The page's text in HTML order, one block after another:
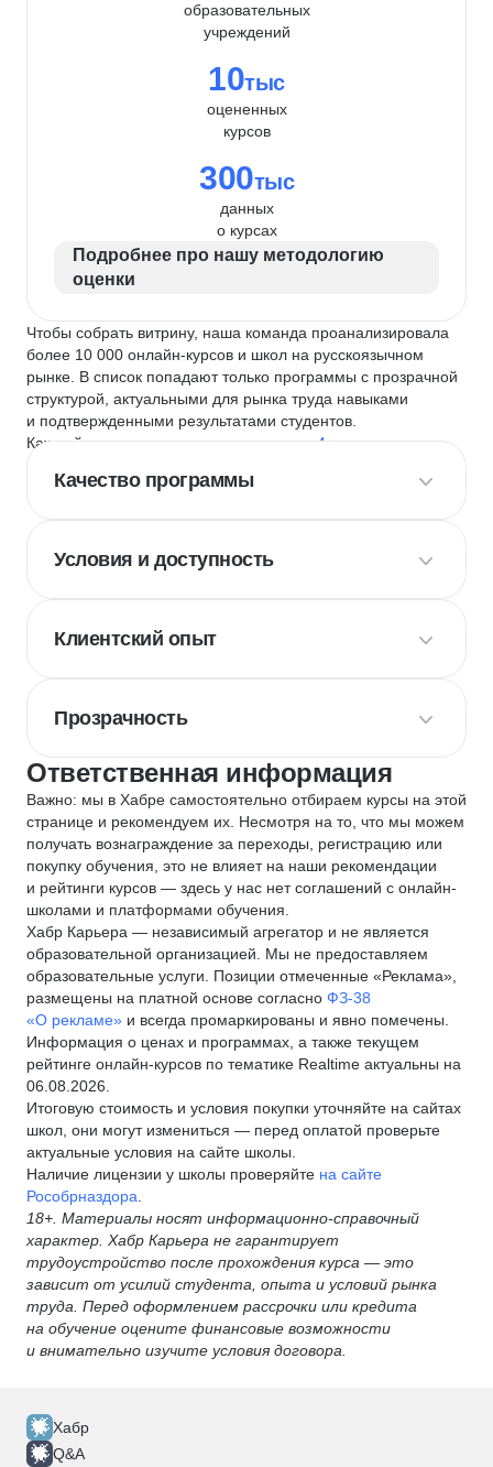
образовательных
учреждений
10тыс
оцененных
курсов
300тыс
данных
о курсах
Подробнее про нашу методологию
оценки
Чтобы собрать витрину, наша команда проанализировала
более 10 000 онлайн-курсов и школ на русскоязычном
рынке. В список попадают только программы с прозрачной
структурой, актуальными для рынка труда навыками
и подтвержденными результатами студентов.
Каждый курс и школу мы оцениваем по
4 критериям
Качество программы
Условия и доступность
Клиентский опыт
Прозрачность
Ответственная информация
Важно: мы в Хабре самостоятельно отбираем курсы на этой
странице и рекомендуем их. Несмотря на то, что мы можем
получать вознаграждение за переходы, регистрацию или
покупку обучения, это не влияет на наши рекомендации
и рейтинги курсов — здесь у нас нет соглашений с онлайн-
школами и платформами обучения.
Хабр Карьера — независимый агрегатор и не является
образовательной организацией. Мы не предоставляем
образовательные услуги. Позиции отмеченные «Реклама»,
размещены на платной основе согласно ФЗ-38
«О рекламе» и всегда промаркированы и явно помечены.
Информация о ценах и программах, а также текущем
рейтинге онлайн-курсов по тематике Realtime актуальны на
06.08.2026.
Итоговую стоимость и условия покупки уточняйте на сайтах
школ, они могут измениться — перед оплатой проверьте
актуальные условия на сайте школы.
Наличие лицензии у школы проверяйте на сайте
Рособрназдора
18+. Материалы носят информационно-справочный
характер. Хабр Карьера не гарантирует
трудоустройство после прохождения курса — это
зависит от усилий студента, опыта и условий рынка
труда. Перед оформлением рассрочки или кредита
на обучение оцените финансовые возможности
и внимательно изучите условия договора.
Хабр
Q&A